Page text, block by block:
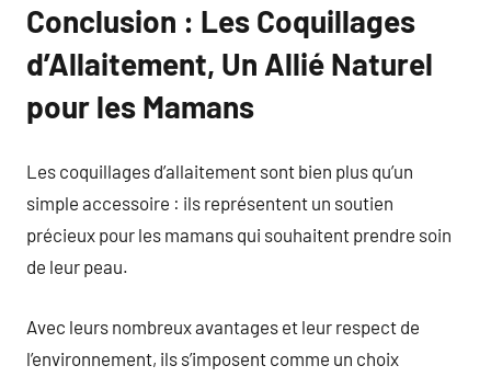
Conclusion : Les Coquillages
d’Allaitement, Un Allié Naturel
pour les Mamans
Les coquillages d’allaitement sont bien plus qu’un
simple accessoire : ils représentent un soutien
précieux pour les mamans qui souhaitent prendre soin
de leur peau.
Avec leurs nombreux avantages et leur respect de
l’environnement, ils s’imposent comme un choix